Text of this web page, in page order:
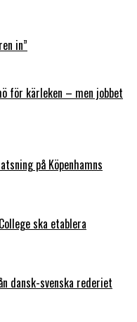
in”
för kärleken – men jobbet
på Köpenhamns
ska etablera
dansk-svenska rederiet